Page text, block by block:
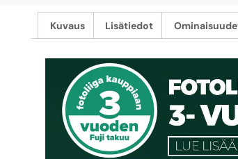
Kuvaus Lisätiedot